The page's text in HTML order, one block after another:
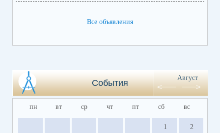
Все объявления
События
Август
пн вт ср чт пт сб вс
1 2